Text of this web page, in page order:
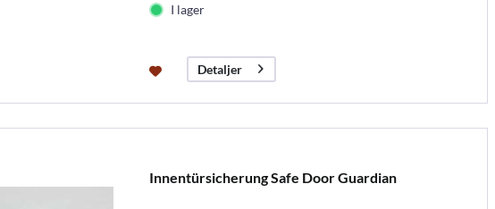
I lager
Detaljer
Innentürsicherung Safe Door Guardian